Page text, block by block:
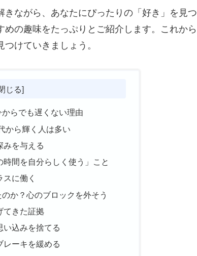
ながら、あなたにぴったりの「好き」を見つ
の趣味をたっぷりとご紹介します。これから
けていきましょう。
らでも遅くない理由
から輝く人は多い
みを与える
時間を自分らしく使う」こと
に働く
か？心のブロックを外そう
てきた証拠
い込みを捨てる
レーキを緩める